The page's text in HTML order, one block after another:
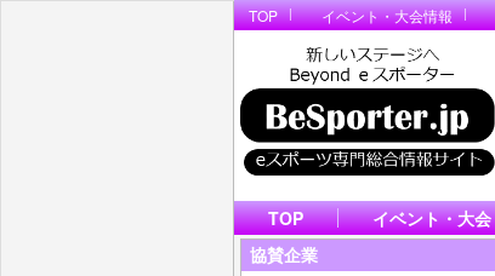
TOP イベント・大会情報
TOP イベント・大会
協賛企業